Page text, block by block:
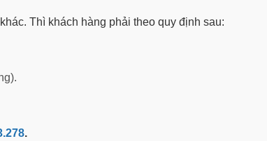
Thì khách hàng phải theo quy định sau:
.